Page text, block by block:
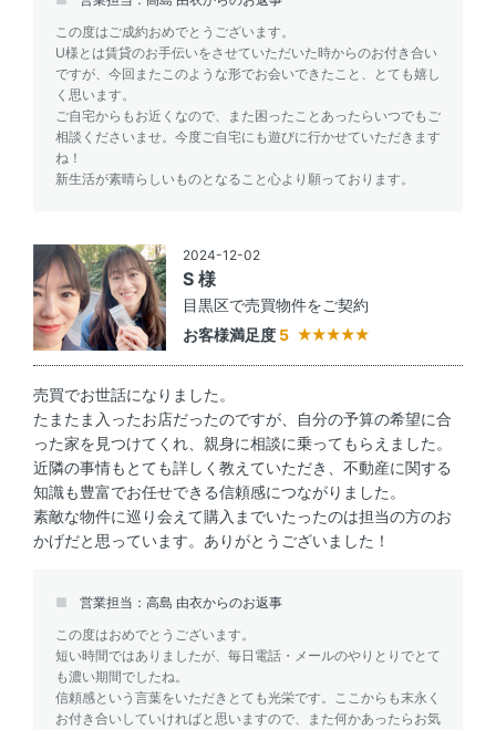
この度はご成約おめでとうございます。
U様とは賃貸のお手伝いをさせていただいた時からのお付き合い
ですが、今回またこのような形でお会いできたこと、とても嬉し
く思います。
ご自宅からもお近くなので、また困ったことあったらいつでもご
相談くださいませ。今度ご自宅にも遊びに行かせていただきます
ね！
新生活が素晴らしいものとなること心より願っております。
2024-12-02
S 様
目黒区で売買物件をご契約
お客様満足度 5
売買でお世話になりました。
たまたま入ったお店だったのですが、自分の予算の希望に合
った家を見つけてくれ、親身に相談に乗ってもらえました。
近隣の事情もとても詳しく教えていただき、不動産に関する
知識も豊富でお任せできる信頼感につながりました。
素敵な物件に巡り会えて購入までいたったのは担当の方のお
かげだと思っています。ありがとうございました！
営業担当：高島 由衣からのお返事
この度はおめでとうございます。
短い時間ではありましたが、毎日電話・メールのやりとりでとて
も濃い期間でしたね。
信頼感という言葉をいただきとても光栄です。ここからも末永く
お付き合いしていければと思いますので、また何かあったらお気